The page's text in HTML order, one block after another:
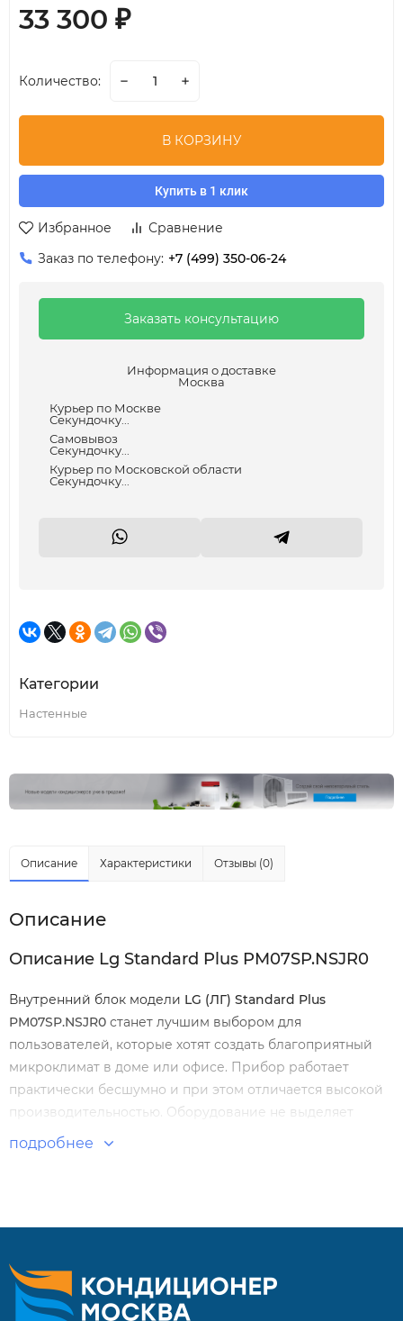
33 300 ₽
Количество:
В КОРЗИНУ
Купить в 1 клик
Избранное
Сравнение
Заказ по телефону: +7 (499) 350-06-24
Заказать консультацию
Информация о доставке
Москва
Курьер по Москве
Секундочку...
Самовывоз
Секундочку...
Курьер по Московской области
Секундочку...
Категории
Настенные
Описание Характеристики Отзывы (0)
Описание
Описание Lg Standard Plus PM07SP.NSJR0
Внутренний блок модели LG (ЛГ) Standard Plus
PM07SP.NSJR0 станет лучшим выбором для
пользователей, которые хотят создать благоприятный
микроклимат в доме или офисе. Прибор работает
практически бесшумно и при этом отличается высокой
производительностью. Оборудование не выделяет
вредных примесей в окружающую среду и потребляет
Производительность от 1,5 до 6,6 кВт.
подробнее